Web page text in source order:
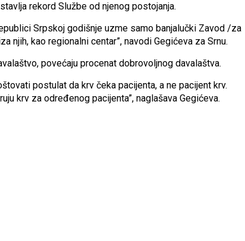
rekord Službe od njenog postojanja.
Srpskoj godišnje uzme samo banjalučki Zavod /za
njih, kao regionalni centar”, navodi Gegićeva za Srnu.
povećaju procenat dobrovoljnog davalaštva.
postulat da krv čeka pacijenta, a ne pacijent krv.
krv za određenog pacijenta”, naglašava Gegićeva.